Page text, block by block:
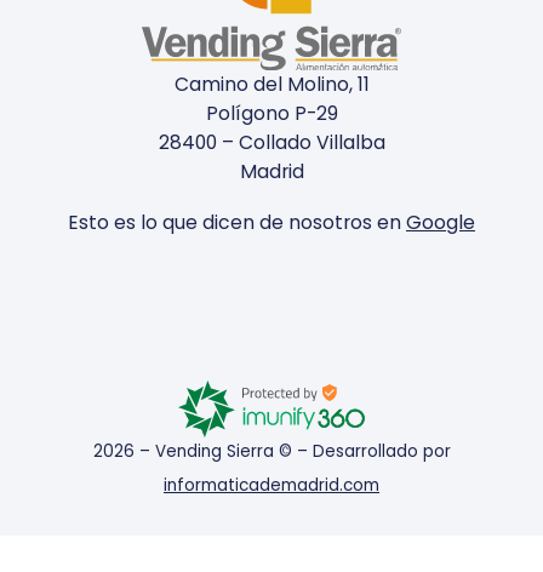
Camino del Molino, 11
Polígono P-29
28400 – Collado Villalba
Madrid
Esto es lo que dicen de nosotros enGoogle
2026 – Vending Sierra © – Desarrollado por
informaticademadrid.com